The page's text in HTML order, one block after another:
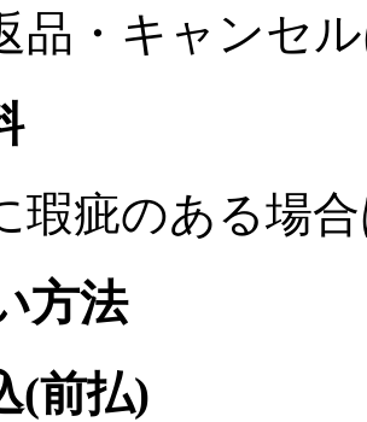
品・キャンセ
瑕疵のある場
方法
(前払)